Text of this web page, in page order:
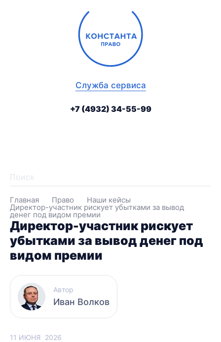
Служба сервиса
+7 (4932) 34-55-99
Главная Право Наши кейсы
Директор-участник рискует убытками за вывод
денег под видом премии
Директор-участник рискует
убытками за вывод денег под
видом премии
Автор
Иван Волков
11 ИЮНЯ
2026